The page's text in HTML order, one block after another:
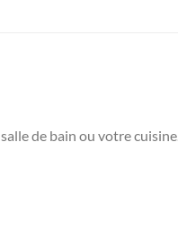
de bain ou votre cuisine.